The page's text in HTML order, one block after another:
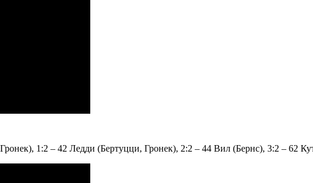
1:2 – 42 Ледди (Бертуцци, Гронек), 2:2 – 44 Вил (Бернс), 3:2 – 62